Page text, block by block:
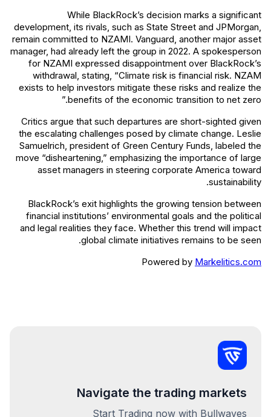
While BlackRock’s decision marks a significant
development, its rivals, such as State Street and JPMorgan,
remain committed to NZAMI. Vanguard, another major asset
manager, had already left the group in 2022. A spokesperson
for NZAMI expressed disappointment over BlackRock’s
withdrawal, stating, “Climate risk is financial risk. NZAM
exists to help investors mitigate these risks and realize the
benefits of the economic transition to net zero.”
Critics argue that such departures are short-sighted given
the escalating challenges posed by climate change. Leslie
Samuelrich, president of Green Century Funds, labeled the
move “disheartening,” emphasizing the importance of large
asset managers in steering corporate America toward
sustainability.
BlackRock’s exit highlights the growing tension between
financial institutions’ environmental goals and the political
and legal realities they face. Whether this trend will impact
global climate initiatives remains to be seen.
Powered by Markelitics.com
Navigate the trading markets
Start Trading now with Bullwaves